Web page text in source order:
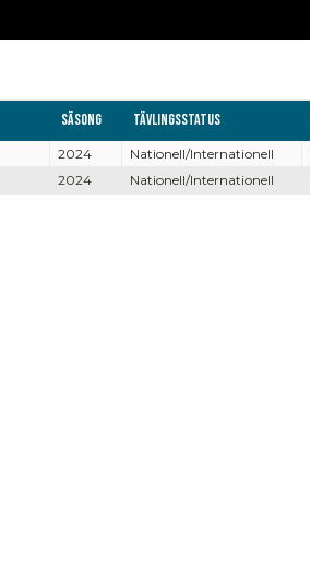
Säsong Tävlingsstatus
2024 Nationell/Internationell
2024 Nationell/Internationell